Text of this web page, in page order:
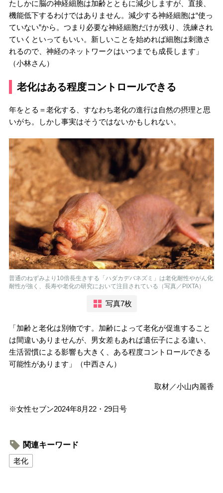
たしかに脳の神経細胞は加齢とともに減少しますが、直接、
機能低下するわけではありません。減少する神経細胞は“使っ
ていない”から。つまり必要な神経細胞だけが残り、洗練され
ていくといってもいい。新しいことを始めれば細胞は刺激さ
れるので、神経のネットワークはいつまでも成長します」
（小林さん）
老化はある程度コントロールできる
年をとる＝老化する、すなわち老化の進行は自然の摂理と思
いがち。しかし事実はそうではないかもしれない。
普通のねずみより10倍長生きする「ハダカデバネズミ」は老化耐性やがん化
耐性が強く、長寿や老化の研究において注目されている（写真／PIXTA）
写真7枚
「加齢と老化は別物です。加齢によって老化が促進すること
は間違いありませんが、男女差もあれば遺伝子による違い、
生活習慣による影響も大きく、ある程度コントロールできる
可能性があります」（中西さん）
取材／小山内麗香
※女性セブン2024年8月22・29日号
関連キーワード
老化